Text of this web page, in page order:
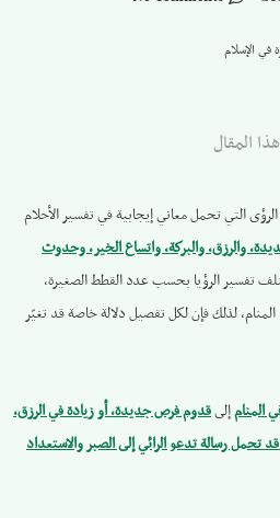
الإسلام
المقال
التي تحمل معاني إيجابية في تفسير الأحلام
والرزق، والبركة، واتساع الخير، وحدوث
تفسير الرؤيا بحسب عدد القطط الصغيرة،
المنام، لذلك فإن لكل تفصيل دلالة خاصة قد تغيّر
المنامإلىقدوم فرص جديدة، أو زيادة في الرزق،
تحمل رسالة تدعو الرائي إلى الصبر والاستعداد